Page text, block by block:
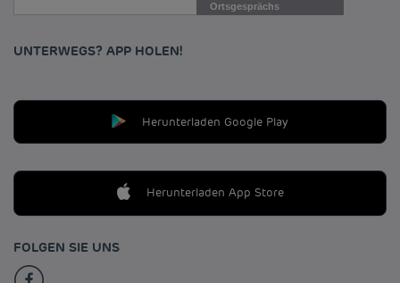
Ortsgesprächs
UNTERWEGS? APP HOLEN!
Herunterladen Google Play
Herunterladen App Store
FOLGEN SIE UNS